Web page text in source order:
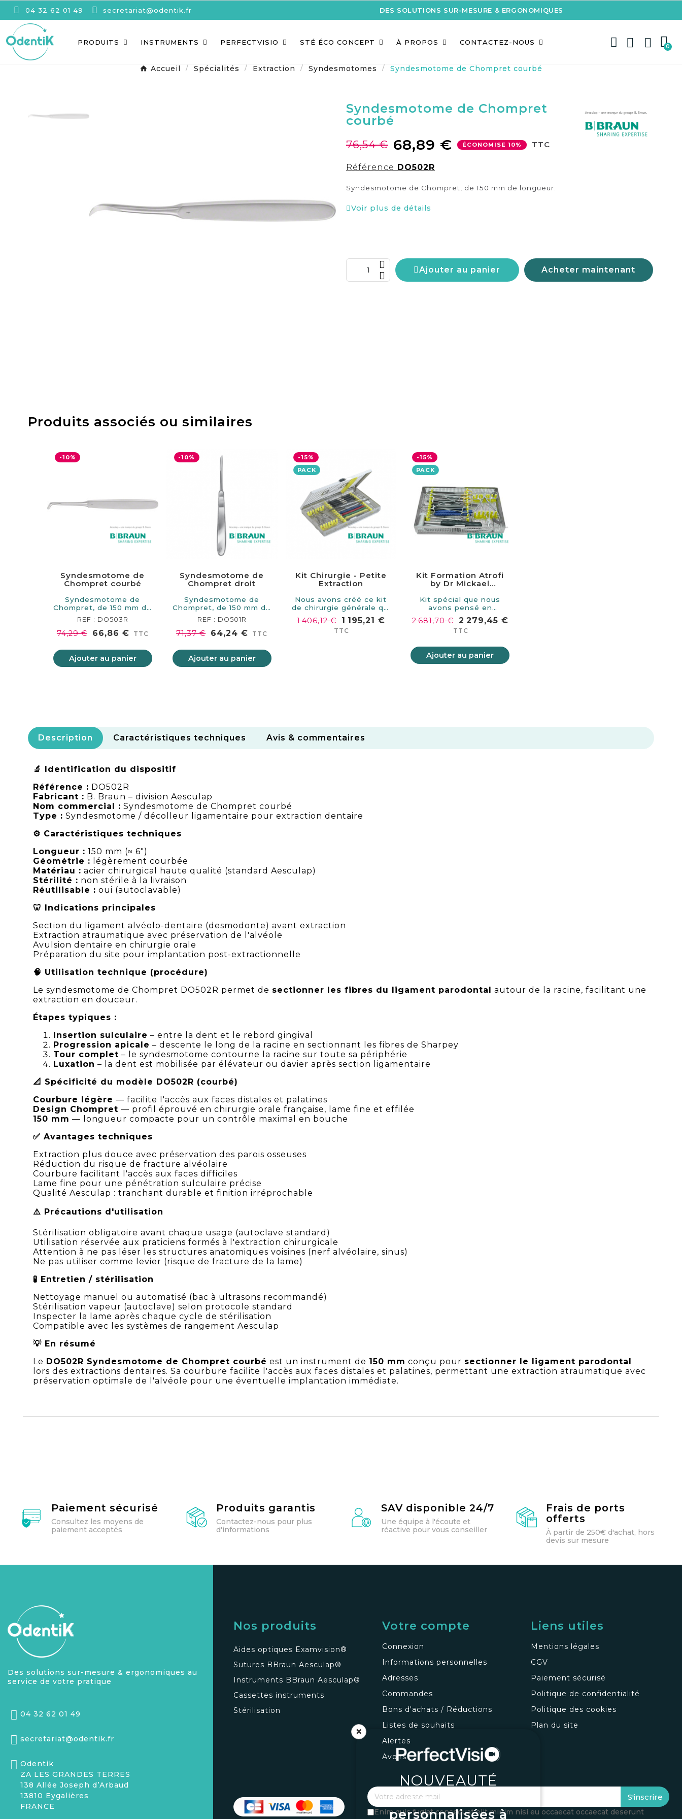
04 32 62 01 49 secretariat@odentik.fr DES SOLUTIONS SUR-MESURE & ERGONOMIQUES
PRODUITS INSTRUMENTS PERFECTVISIO STÉ ÉCO CONCEPT À PROPOS CONTACTEZ-NOUS
×
NOUVEAUTÉ
Vos loupes
personnalisées à
Accueil Spécialités Extraction Syndesmotomes Syndesmotome de Chompret courbé
Syndesmotome de Chompret
courbé
76,54 € 68,89 € ÉCONOMISE 10% TTC
Référence DO502R
Syndesmotome de Chompret, de 150 mm de longueur.
Voir plus de détails
Ajouter au panier Acheter maintenant
Produits associés ou similaires
-10%
Syndesmotome de
Chompret courbé
Syndesmotome de
Chompret, de 150 mm de
longueur.
REF : DO503R
74,29 € 66,86 € TTC
Ajouter au panier
-10%
Syndesmotome de
Chompret droit
Syndesmotome de
Chompret, de 150 mm de
longueur.
REF : DO501R
71,37 € 64,24 € TTC
Ajouter au panier
-15%
PACK
Kit Chirurgie - Petite
Extraction
Nous avons créé ce kit
de chirurgie générale qui
contient…
1 406,12 € 1 195,21 €
TTC
-15%
PACK
Kit Formation Atrofi
by Dr Mickael
Kit spécial que nous
avons pensé en
collaboration avec…
2 681,70 € 2 279,45 €
TTC
Ajouter au panier
Description Caractéristiques techniques Avis & commentaires
🔬 Identification du dispositif
Référence : DO502R
Fabricant : B. Braun – division Aesculap
Nom commercial : Syndesmotome de Chompret courbé
Type : Syndesmotome / décolleur ligamentaire pour extraction dentaire
⚙️ Caractéristiques techniques
Longueur : 150 mm (≈ 6")
Géométrie : légèrement courbée
Matériau : acier chirurgical haute qualité (standard Aesculap)
Stérilité : non stérile à la livraison
Réutilisable : oui (autoclavable)
🦷 Indications principales
Section du ligament alvéolo-dentaire (desmodonte) avant extraction
Extraction atraumatique avec préservation de l'alvéole
Avulsion dentaire en chirurgie orale
Préparation du site pour implantation post-extractionnelle
🧠 Utilisation technique (procédure)
Le syndesmotome de Chompret DO502R permet de sectionner les fibres du ligament parodontal
autour de la racine, facilitant une
extraction en douceur.
Étapes typiques :
Insertion sulculaire – entre la dent et le rebord gingival
Progression apicale – descente le long de la racine en sectionnant les fibres de Sharpey
Tour complet – le syndesmotome contourne la racine sur toute sa périphérie
Luxation – la dent est mobilisée par élévateur ou davier après section ligamentaire
📐 Spécificité du modèle DO502R (courbé)
Courbure légère — facilite l'accès aux faces distales et palatines
Design Chompret — profil éprouvé en chirurgie orale française, lame fine et effilée
150 mm — longueur compacte pour un contrôle maximal en bouche
✅ Avantages techniques
Extraction plus douce avec préservation des parois osseuses
Réduction du risque de fracture alvéolaire
Courbure facilitant l'accès aux faces difficiles
Lame fine pour une pénétration sulculaire précise
Qualité Aesculap : tranchant durable et finition irréprochable
⚠️ Précautions d'utilisation
Stérilisation obligatoire avant chaque usage (autoclave standard)
Utilisation réservée aux praticiens formés à l'extraction chirurgicale
Attention à ne pas léser les structures anatomiques voisines (nerf alvéolaire, sinus)
Ne pas utiliser comme levier (risque de fracture de la lame)
🧪 Entretien / stérilisation
Nettoyage manuel ou automatisé (bac à ultrasons recommandé)
Stérilisation vapeur (autoclave) selon protocole standard
Inspecter la lame après chaque cycle de stérilisation
Compatible avec les systèmes de rangement Aesculap
💡 En résumé
Le DO502R Syndesmotome de Chompret courbé est un instrument de 150 mm conçu pour sectionner le ligament parodontal
lors des extractions dentaires. Sa courbure facilite l'accès aux faces distales et palatines, permettant une extraction atraumatique avec
préservation optimale de l'alvéole pour une éventuelle implantation immédiate.
Paiement sécurisé
Consultez les moyens de
paiement acceptés
Produits garantis
Contactez-nous pour plus
d'informations
SAV disponible 24/7
Une équipe à l'écoute et
réactive pour vous conseiller
Frais de ports
offerts
À partir de 250€ d'achat, hors
devis sur mesure
Des solutions sur-mesure & ergonomiques au
service de votre pratique
04 32 62 01 49
secretariat@odentik.fr
Odentik
ZA LES GRANDES TERRES
138 Allée Joseph d’Arbaud
13810 Eygalières
FRANCE
Nos produits
Aides optiques Examvision®
Sutures BBraun Aesculap®
Instruments BBraun Aesculap®
Cassettes instruments
Stérilisation
Votre compte
Connexion
Informations personnelles
Adresses
Commandes
Bons d'achats / Réductions
Listes de souhaits
Alertes
Avoirs
Liens utiles
Mentions légales
CGV
Paiement sécurisé
Politique de confidentialité
Politique des cookies
Plan du site
S'inscrire
Enim quis fugiat consequat elit minim nisi eu occaecat occaecat deserunt